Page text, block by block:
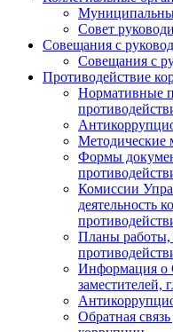
Совет
Совещания с
Совещания с
Противодействие
Нормативные
Методические
Формы
Комиссии
деятельность
Планы работы,
Информация о
заместителей,
Обратная